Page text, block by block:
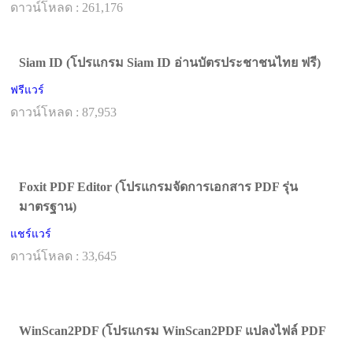
ดาวน์โหลด : 261,176
Siam ID (โปรแกรม Siam ID อ่านบัตรประชาชนไทย ฟรี)
ฟรีแวร์
ดาวน์โหลด : 87,953
Foxit PDF Editor (โปรแกรมจัดการเอกสาร PDF รุ่น
มาตรฐาน)
แชร์แวร์
ดาวน์โหลด : 33,645
WinScan2PDF (โปรแกรม WinScan2PDF แปลงไฟล์ PDF